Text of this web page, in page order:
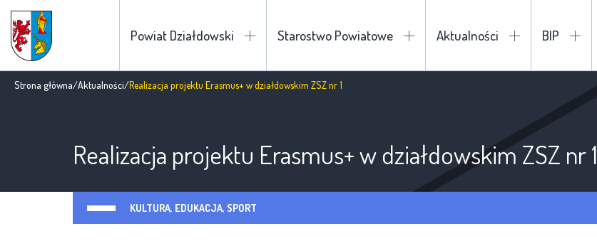
Powiat Działdowski Starostwo Powiatowe Aktualności BIP
Strona główna/Aktualności/Realizacja projektu Erasmus+ w działdowskim ZSZ nr 1
Realizacja projektu Erasmus+ w działdowskim ZSZ nr 1
KULTURA, EDUKACJA, SPORT